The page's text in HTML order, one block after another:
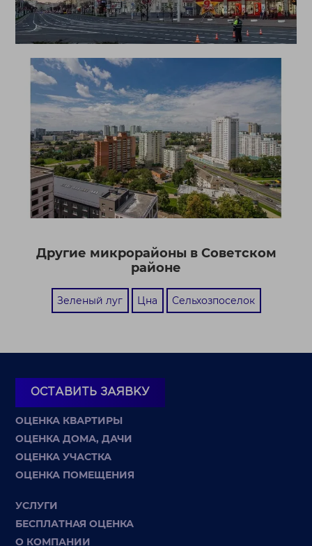
Другие микрорайоны в Советском
районе
Зеленый луг Цна Сельхозпоселок
ОСТАВИТЬ ЗАЯВКУ
ОЦЕНКА КВАРТИРЫ
ОЦЕНКА ДОМА, ДАЧИ
ОЦЕНКА УЧАСТКА
ОЦЕНКА ПОМЕЩЕНИЯ
УСЛУГИ
БЕСПЛАТНАЯ ОЦЕНКА
О КОМПАНИИ